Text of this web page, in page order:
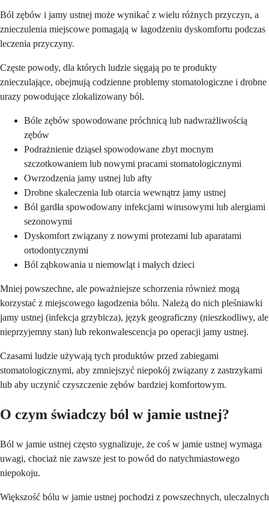
Ból zębów i jamy ustnej może wynikać z wielu różnych przyczyn, a
znieczulenia miejscowe pomagają w łagodzeniu dyskomfortu podczas
leczenia przyczyny.
Częste powody, dla których ludzie sięgają po te produkty
znieczulające, obejmują codzienne problemy stomatologiczne i drobne
urazy powodujące zlokalizowany ból.
Bóle zębów spowodowane próchnicą lub nadwrażliwością
zębów
Podrażnienie dziąseł spowodowane zbyt mocnym
szczotkowaniem lub nowymi pracami stomatologicznymi
Owrzodzenia jamy ustnej lub afty
Drobne skaleczenia lub otarcia wewnątrz jamy ustnej
Ból gardła spowodowany infekcjami wirusowymi lub alergiami
sezonowymi
Dyskomfort związany z nowymi protezami lub aparatami
ortodontycznymi
Ból ząbkowania u niemowląt i małych dzieci
Mniej powszechne, ale poważniejsze schorzenia również mogą
korzystać z miejscowego łagodzenia bólu. Należą do nich pleśniawki
jamy ustnej (infekcja grzybicza), język geograficzny (nieszkodliwy, ale
nieprzyjemny stan) lub rekonwalescencja po operacji jamy ustnej.
Czasami ludzie używają tych produktów przed zabiegami
stomatologicznymi, aby zmniejszyć niepokój związany z zastrzykami
lub aby uczynić czyszczenie zębów bardziej komfortowym.
O czym świadczy ból w jamie ustnej?
Ból w jamie ustnej często sygnalizuje, że coś w jamie ustnej wymaga
uwagi, chociaż nie zawsze jest to powód do natychmiastowego
niepokoju.
Większość bólu w jamie ustnej pochodzi z powszechnych, uleczalnych